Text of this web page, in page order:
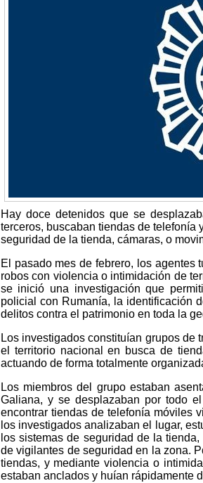
Hay doce detenidos que se
terceros, buscaban tiendas de telefonía
seguridad de la tienda, cámaras, o
El pasado mes de febrero, los
robos con violencia o intimidación de
se inició una investigación que
policial con Rumanía, la identificación
delitos contra el patrimonio en toda la
Los investigados constituían grupos de
el territorio nacional en busca de
actuando de forma totalmente
Los miembros del grupo estaban
Galiana, y se desplazaban por todo
encontrar tiendas de telefonía móviles
los investigados analizaban el lugar,
los sistemas de seguridad de la
de vigilantes de seguridad en la zona.
tiendas, y mediante violencia o
estaban anclados y huían rápidamente